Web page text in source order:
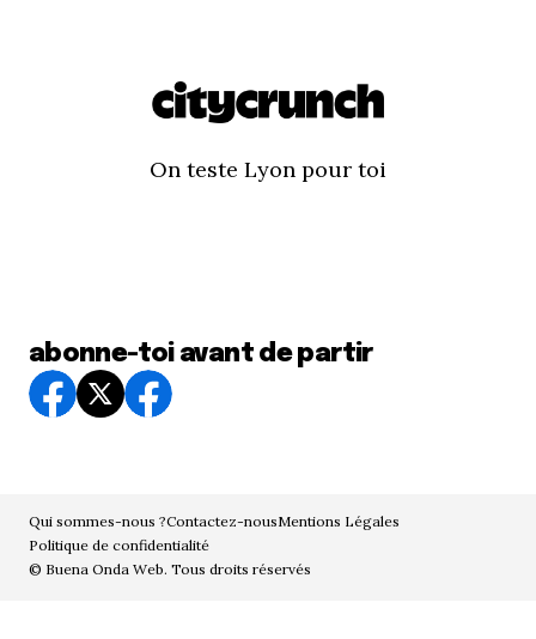
On teste Lyon pour toi
abonne-toi avant de partir
Qui sommes-nous ?Contactez-nousMentions Légales
Politique de confidentialité
© Buena Onda Web. Tous droits réservés